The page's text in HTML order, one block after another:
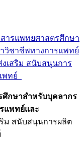
ารแพทยศาสตรศึกษา
วิชาชีพทางการแพทย์
เสริม สนับสนุนการ
พทย์
กษาสำหรับบุคลากร
แพทย์และ
ม สนับสนุนการผลิต